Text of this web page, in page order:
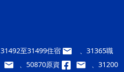
31492至31499住宿
、31365職
、50870原資 、31200